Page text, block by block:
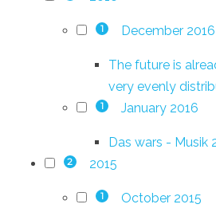
1 December 2016
The future is
very evenly
1 January 2016
Das wars - Musik
2 2015
1 October 2015